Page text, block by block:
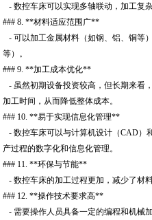
- 数控车床可以实现多轴联动，加工复
### 8. **材料适应范围广**
- 可以加工金属材料（如钢、铝、铜等
等）。
### 9. **加工成本优化**
- 虽然初期设备投资较高，但长期来看
加工时间，从而降低整体成本。
### 10. **易于实现信息化管理**
- 数控车床可以与计算机设计（CAD）
产过程的数字化和信息化管理。
### 11. **环保与节能**
- 数控车床的加工过程更加，减少了材
### 12. **操作技术要求高**
- 需要操作人员具备一定的编程和机械